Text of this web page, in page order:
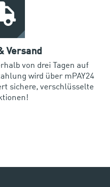
Versand
von drei Tagen auf
wird über mPAY24
sichere, verschlüsselte